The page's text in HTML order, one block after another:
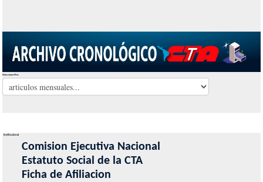
Seleccionar Mes
Institucional
Comision Ejecutiva Nacional
Estatuto Social de la CTA
Ficha de Afiliacion